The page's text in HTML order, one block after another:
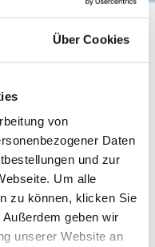
Über Cookies
von
Daten
und zur
Um alle
zu können, klicken Sie
Außerdem geben wir
unserer Website an